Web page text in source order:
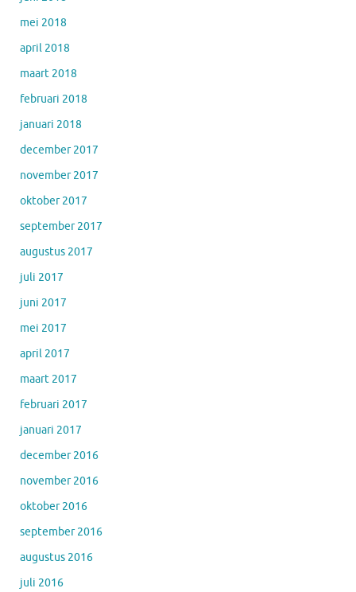
mei 2018
april 2018
maart 2018
februari 2018
januari 2018
december 2017
november 2017
oktober 2017
september 2017
augustus 2017
juli 2017
juni 2017
mei 2017
april 2017
maart 2017
februari 2017
januari 2017
december 2016
november 2016
oktober 2016
september 2016
augustus 2016
juli 2016